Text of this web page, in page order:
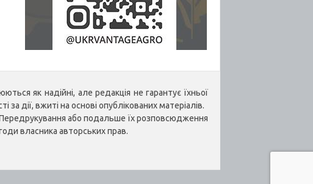
як надійні, але редакція не гарантує їхньої
дії, вжиті на основі опублікованих матеріалів.
або подальше їх розповсюдження
власника авторських прав.